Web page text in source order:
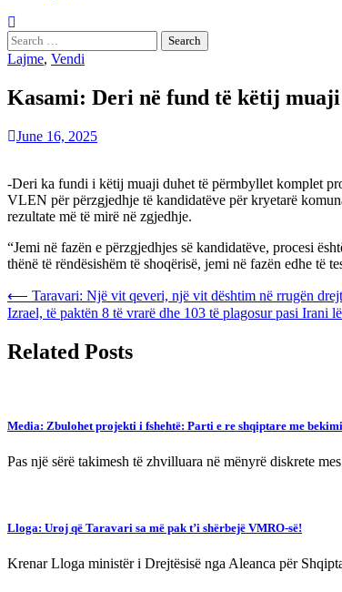
Search
for:
Lajme, Vendi
Kasami: Deri në fund të këtij
June 16, 2025
-Deri ka fundi i këtij muaji duhet të përmbyllet komplet
VLEN për përzgjedhje të kandidatëve për kryetarë
rezultate më të mirë në zgjedhje.
“Jemi në fazën e përzgjedhjes së kandidatëve, procesi
thënë të rëndësishëm të shoqërisë, jemi në fazën edhe të
Post
navigation
⟵ Taravari: Një vit qeveri, një vit dështim në rrugën
Izrael, të paktën 8 të vrarë dhe 103 të plagosur pasi Irani
Related Posts
Media: Zbulohet projekti i fshehtë: Parti e re shqiptare me
Pas një sërë takimesh të zhvilluara në mënyrë diskrete
Lloga: Uroj që Taravari sa më pak t’i shërbejë VMRO-së!
Krenar Lloga ministër i Drejtësisë nga Aleanca për